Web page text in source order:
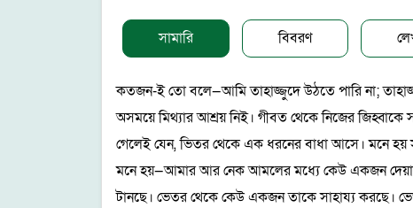
সামারি বিবরণ
কতজন-ই তো বলে—আমি তাহাজ্জুদে উঠতে পারি না;
অসময়ে মিথ্যার আশ্রয় নিই। গীবত থেকে নিজের জিহ্বাকে
গেলেই যেন, ভিতর থেকে এক ধরনের বাধা আসে। মনে
মনে হয়—আমার আর নেক আমলের মধ্যে কেউ একজন
টানছে। ভেতর থেকে কেউ একজন তাকে সাহায্য করছে।